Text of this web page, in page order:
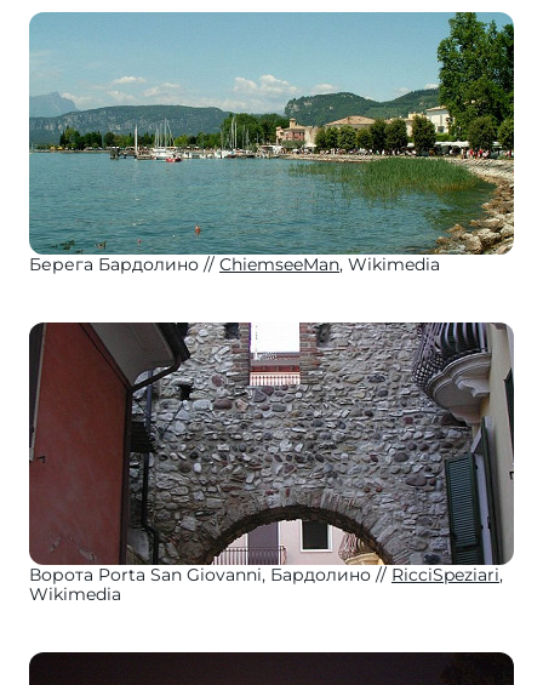
Берега Бардолино ChiemseeMan, Wikimedia
Ворота Porta San Giovanni, Бардолино RicciSpeziari,
Wikimedia